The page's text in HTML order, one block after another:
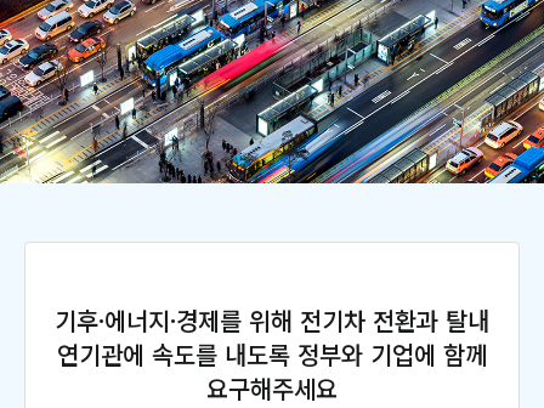
기후·에너지·경제를 위해 전기차 전환과 탈내
연기관에 속도를 내도록 정부와 기업에 함께
요구해주세요